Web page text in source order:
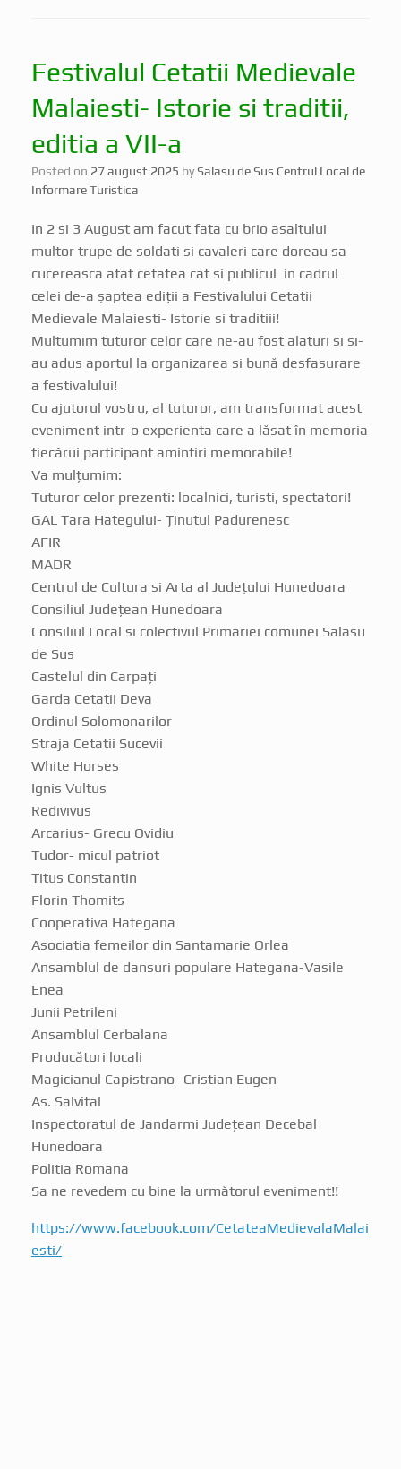
Malaiesti- Istorie si traditii,
editia a VII-a
Posted on27 august 2025
Informare Turistica
multor trupe de soldati si cavaleri care doreau sa
cucereasca atat cetatea cat si publicul in cadrul
celei de-a șaptea ediții a Festivalului Cetatii
Medievale Malaiesti- Istorie si traditiii!
Multumim tuturor celor care ne-au fost alaturi si si-
au adus aportul la organizarea si bună desfasurare
a festivalului!
Cu ajutorul vostru, al tuturor, am transformat acest
eveniment intr-o experienta care a lăsat în memoria
fiecărui participant amintiri memorabile!
Va mulțumim:
Tuturor celor prezenti: localnici, turisti, spectatori!
GAL Tara Hategului- Ținutul Padurenesc
AFIR
MADR
Centrul de Cultura si Arta al Județului Hunedoara
Consiliul Județean Hunedoara
Consiliul Local si colectivul Primariei comunei Salasu
de Sus
Castelul din Carpați
Garda Cetatii Deva
Ordinul Solomonarilor
Straja Cetatii Sucevii
White Horses
Ignis Vultus
Redivivus
Arcarius- Grecu Ovidiu
Tudor- micul patriot
Titus Constantin
Florin Thomits
Cooperativa Hategana
Asociatia femeilor din Santamarie Orlea
Ansamblul de dansuri populare Hategana-Vasile
Enea
Junii Petrileni
Ansamblul Cerbalana
Producători locali
Magicianul Capistrano- Cristian Eugen
As. Salvital
Inspectoratul de Jandarmi Județean Decebal
Hunedoara
Politia Romana
Sa ne revedem cu bine la următorul eveniment!!
esti/